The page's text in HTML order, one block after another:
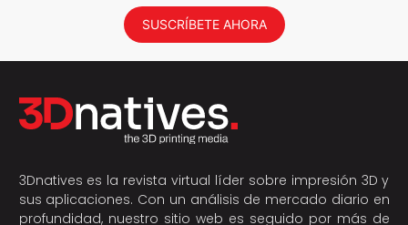
SUSCRÍBETE AHORA
3Dnatives es la revista virtual líder sobre impresión 3D y
sus aplicaciones. Con un análisis de mercado diario en
profundidad, nuestro sitio web es seguido por más de